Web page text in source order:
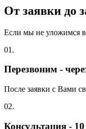
От заявки до
Если мы не уложимся
01.
Перезвоним -
После заявки с Вами
02.
Консультация -